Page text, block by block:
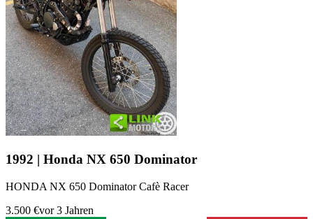
1992 | Honda NX 650 Dominator
HONDA NX 650 Dominator Cafè Racer
3.500 €vor 3 Jahren